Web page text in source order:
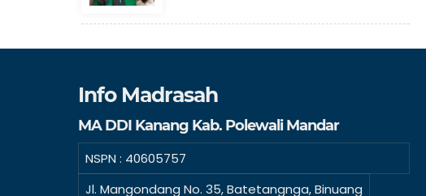
Info Madrasah
MA DDI Kanang Kab. Polewali Mandar
NSPN : 40605757
Jl. Mangondang No. 35, Batetangnga, Binuang